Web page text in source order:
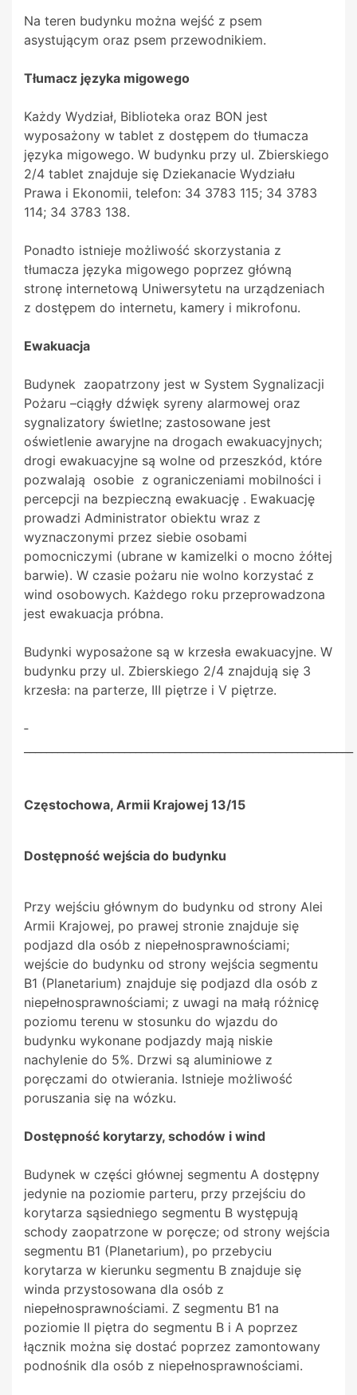
Na teren budynku można wejść z psem
asystującym oraz psem przewodnikiem.
Tłumacz języka migowego
Każdy Wydział, Biblioteka oraz BON jest
wyposażony w tablet z dostępem do tłumacza
języka migowego. W budynku przy ul. Zbierskiego
2/4 tablet znajduje się Dziekanacie Wydziału
Prawa i Ekonomii, telefon: 34 3783 115; 34 3783
114; 34 3783 138.
Ponadto istnieje możliwość skorzystania z
tłumacza języka migowego poprzez główną
stronę internetową Uniwersytetu na urządzeniach
z dostępem do internetu, kamery i mikrofonu.
Ewakuacja
Budynek zaopatrzony jest w System Sygnalizacji
Pożaru –ciągły dźwięk syreny alarmowej oraz
sygnalizatory świetlne; zastosowane jest
oświetlenie awaryjne na drogach ewakuacyjnych;
drogi ewakuacyjne są wolne od przeszkód, które
pozwalają osobie z ograniczeniami mobilności i
percepcji na bezpieczną ewakuację . Ewakuację
prowadzi Administrator obiektu wraz z
wyznaczonymi przez siebie osobami
pomocniczymi (ubrane w kamizelki o mocno żółtej
barwie). W czasie pożaru nie wolno korzystać z
wind osobowych. Każdego roku przeprowadzona
jest ewakuacja próbna.
Budynki wyposażone są w krzesła ewakuacyjne. W
budynku przy ul. Zbierskiego 2/4 znajdują się 3
krzesła: na parterze, III piętrze i V piętrze.
­­­­­­­­­­­­­
Częstochowa, Armii Krajowej 13/15
Dostępność wejścia do budynku
Przy wejściu głównym do budynku od strony Alei
Armii Krajowej, po prawej stronie znajduje się
podjazd dla osób z niepełnosprawnościami;
wejście do budynku od strony wejścia segmentu
B1 (Planetarium) znajduje się podjazd dla osób z
niepełnosprawnościami; z uwagi na małą różnicę
poziomu terenu w stosunku do wjazdu do
budynku wykonane podjazdy mają niskie
nachylenie do 5%. Drzwi są aluminiowe z
poręczami do otwierania. Istnieje możliwość
poruszania się na wózku.
Dostępność korytarzy, schodów i wind
Budynek w części głównej segmentu A dostępny
jedynie na poziomie parteru, przy przejściu do
korytarza sąsiedniego segmentu B występują
schody zaopatrzone w poręcze; od strony wejścia
segmentu B1 (Planetarium), po przebyciu
korytarza w kierunku segmentu B znajduje się
winda przystosowana dla osób z
niepełnosprawnościami. Z segmentu B1 na
poziomie II piętra do segmentu B i A poprzez
łącznik można się dostać poprzez zamontowany
podnośnik dla osób z niepełnosprawnościami.